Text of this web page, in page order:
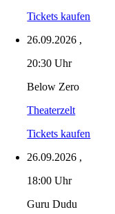
Tickets kaufen
26.09.2026 ,
20:30 Uhr
Below Zero
Theaterzelt
Tickets kaufen
26.09.2026 ,
18:00 Uhr
Guru Dudu